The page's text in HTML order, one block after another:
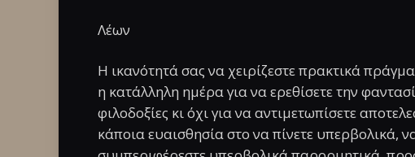
Λέων
Η ικανότητά σας να χειρίζεστε πρακτικά
η κατάλληλη ημέρα για να ερεθίσετε την
φιλοδοξίες κι όχι για να αντιμετωπίσετε
κάποια ευαισθησία στο να πίνετε υπερβολικά,